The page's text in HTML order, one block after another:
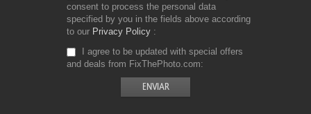
consent to process the personal data
specified by you in the fields above according
to our Privacy Policy
I agree to be updated with special offers
and deals from FixThePhoto.com